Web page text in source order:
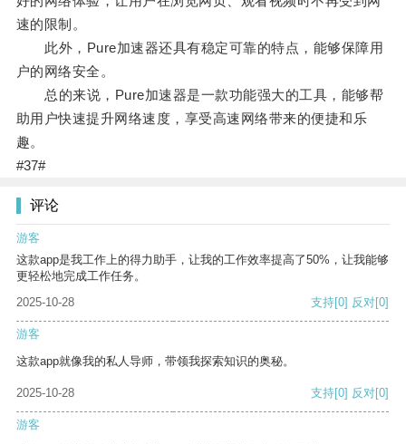
速的限制。
此外，Pure加速器还具有稳定可靠的特点，能够保障用
户的网络安全。
总的来说，Pure加速器是一款功能强大的工具，能够帮
助用户快速提升网络速度，享受高速网络带来的便捷和乐
趣。
#37#
评论
游客
这款app是我工作上的得力助手，让我的工作效率提高了50%，让我能够
更轻松地完成工作任务。
2025-10-28
支持[0] 反对[0]
游客
这款app就像我的私人导师，带领我探索知识的奥秘。
2025-10-28 支持[0] 反对[0]
游客